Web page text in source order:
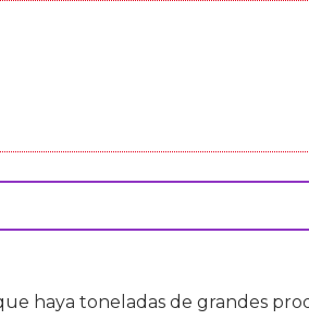
haya toneladas de grandes